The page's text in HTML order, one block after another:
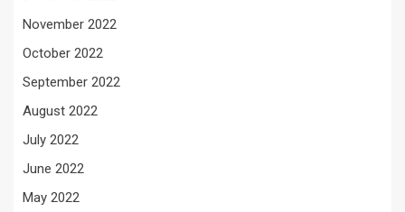
November 2022
October 2022
September 2022
August 2022
July 2022
June 2022
May 2022